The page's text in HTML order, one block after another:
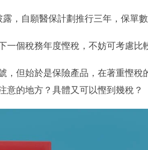
，自願醫保計劃推行三年，保單數
一個稅務年度慳稅，不妨可考慮比
，但始於是保險產品，在著重慳稅
意的地方？具體又可以慳到幾稅？